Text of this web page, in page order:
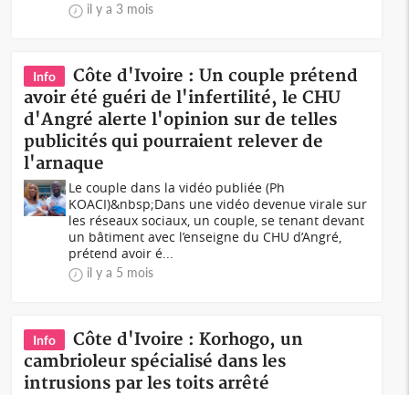
il y a 3 mois
Info
Côte d'Ivoire : Un couple prétend
avoir été guéri de l'infertilité, le CHU
d'Angré alerte l'opinion sur de telles
publicités qui pourraient relever de
l'arnaque
Le couple dans la vidéo publiée (Ph
KOACI)&nbsp;Dans une vidéo devenue virale sur
les réseaux sociaux, un couple, se tenant devant
un bâtiment avec l’enseigne du CHU d’Angré,
prétend avoir é...
il y a 5 mois
Info
Côte d'Ivoire : Korhogo, un
cambrioleur spécialisé dans les
intrusions par les toits arrêté